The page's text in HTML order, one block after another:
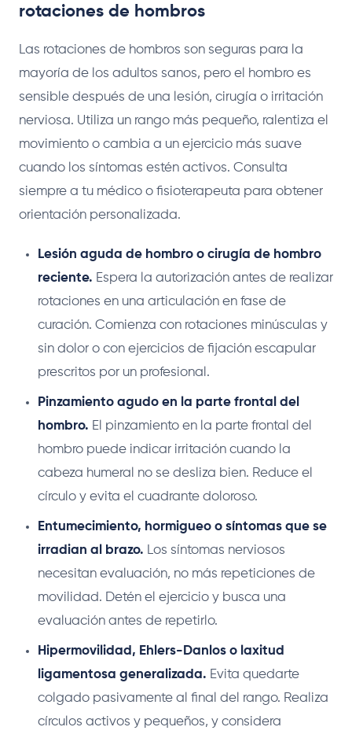
rotaciones de hombros
Las rotaciones de hombros son seguras para la
mayoría de los adultos sanos, pero el hombro es
sensible después de una lesión, cirugía o irritación
nerviosa. Utiliza un rango más pequeño, ralentiza el
movimiento o cambia a un ejercicio más suave
cuando los síntomas estén activos. Consulta
siempre a tu médico o fisioterapeuta para obtener
orientación personalizada.
Lesión aguda de hombro o cirugía de hombro
reciente. Espera la autorización antes de realizar
rotaciones en una articulación en fase de
curación. Comienza con rotaciones minúsculas y
sin dolor o con ejercicios de fijación escapular
prescritos por un profesional.
Pinzamiento agudo en la parte frontal del
hombro. El pinzamiento en la parte frontal del
hombro puede indicar irritación cuando la
cabeza humeral no se desliza bien. Reduce el
círculo y evita el cuadrante doloroso.
Entumecimiento, hormigueo o síntomas que se
irradian al brazo. Los síntomas nerviosos
necesitan evaluación, no más repeticiones de
movilidad. Detén el ejercicio y busca una
evaluación antes de repetirlo.
Hipermovilidad, Ehlers-Danlos o laxitud
ligamentosa generalizada. Evita quedarte
colgado pasivamente al final del rango. Realiza
círculos activos y pequeños, y considera